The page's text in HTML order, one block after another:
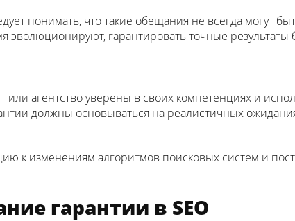
понимать, что такие обещания не всегда могут
гарантировать точные результаты
или агентство уверены в своих компетенциях и
должны основываться на реалистичных
к изменениям алгоритмов поисковых систем и
гарантии в SEO